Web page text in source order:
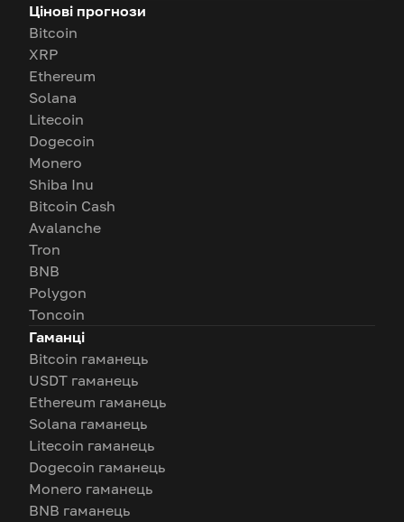
Цінові прогнози
Bitcoin
XRP
Ethereum
Solana
Litecoin
Dogecoin
Monero
Shiba Inu
Bitcoin Cash
Avalanche
Tron
BNB
Polygon
Toncoin
Гаманці
Bitcoin гаманець
USDT гаманець
Ethereum гаманець
Solana гаманець
Litecoin гаманець
Dogecoin гаманець
Monero гаманець
BNB гаманець